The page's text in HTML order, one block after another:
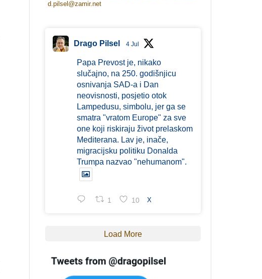
d.pilsel@zamir.net
Drago Pilsel 4 Jul
Papa Prevost je, nikako
slučajno, na 250. godišnjicu
osnivanja SAD-a i Dan
neovisnosti, posjetio otok
Lampedusu, simbolu, jer ga se
smatra "vratom Europe" za sve
one koji riskiraju život prelaskom
Mediterana. Lav je, inače,
migracijsku politiku Donalda
Trumpa nazvao "nehumanom".
1 10 X
Load More